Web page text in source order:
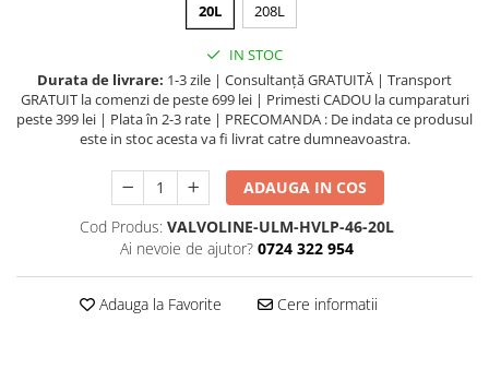
20L 208L
IN STOC
Durata de livrare: 1-3 zile | Consultanță GRATUITĂ | Transport
GRATUIT la comenzi de peste 699 lei | Primesti CADOU la cumparaturi
peste 399 lei | Plata în 2-3 rate | PRECOMANDA : De indata ce produsul
este in stoc acesta va fi livrat catre dumneavoastra.
ADAUGA IN COS
Cod Produs: VALVOLINE-ULM-HVLP-46-20L
Ai nevoie de ajutor? 0724 322 954
Adauga la Favorite Cere informatii